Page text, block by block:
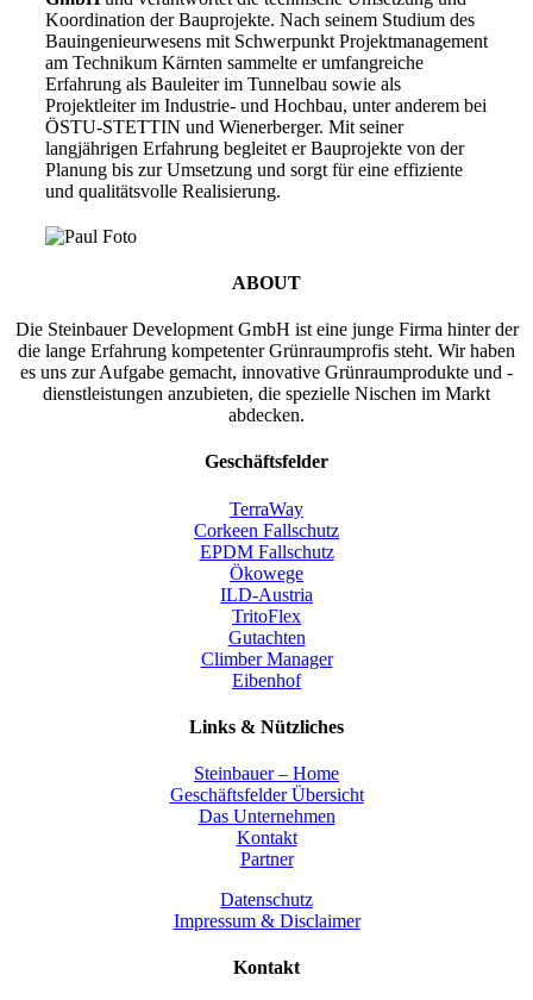
Koordination der Bauprojekte. Nach seinem Studium des
Bauingenieurwesens mit Schwerpunkt Projektmanagement
am Technikum Kärnten sammelte er umfangreiche
Erfahrung als Bauleiter im Tunnelbau sowie als
Projektleiter im Industrie- und Hochbau, unter anderem bei
ÖSTU-STETTIN und Wienerberger. Mit seiner
langjährigen Erfahrung begleitet er Bauprojekte von der
Planung bis zur Umsetzung und sorgt für eine effiziente
und qualitätsvolle Realisierung.
ABOUT
Die Steinbauer Development GmbH ist eine junge Firma hinter der
die lange Erfahrung kompetenter Grünraumprofis steht. Wir haben
es uns zur Aufgabe gemacht, innovative Grünraumprodukte und -
dienstleistungen anzubieten, die spezielle Nischen im Markt
abdecken.
Geschäftsfelder
TerraWay
Corkeen Fallschutz
EPDM Fallschutz
Ökowege
ILD-Austria
TritoFlex
Gutachten
Climber Manager
Eibenhof
Links & Nützliches
Steinbauer – Home
Geschäftsfelder Übersicht
Das Unternehmen
Kontakt
Partner
Datenschutz
Impressum & Disclaimer
Kontakt